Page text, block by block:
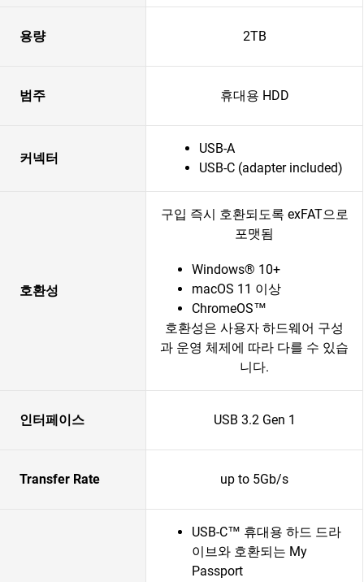
용량 2TB
범주 휴대용 HDD
커넥터
USB-A
USB-C (adapter included)
호환성
구입 즉시 호환되도록 exFAT으로
포맷됨
Windows® 10+
macOS 11 이상
ChromeOS™
호환성은 사용자 하드웨어 구성
과 운영 체제에 따라 다를 수 있습
니다.
인터페이스 USB 3.2 Gen 1
Transfer Rate up to 5Gb/s
USB-C™ 휴대용 하드 드라
이브와 호환되는 My
Passport